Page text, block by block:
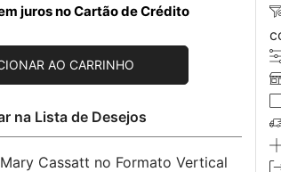
juros no Cartão de Crédito
AO CARRINHO
na Lista de Desejos
Cassatt no Formato Vertical